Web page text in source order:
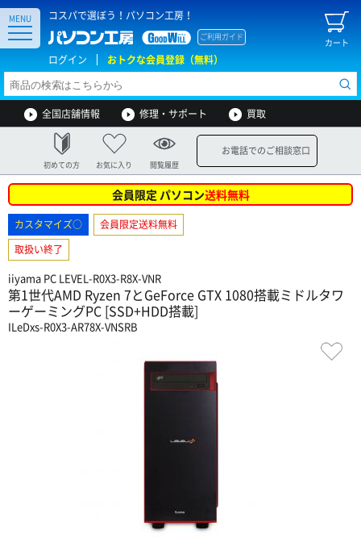
コスパで選ぼう！パソコン工房！
カート
ご利用ガイド
ログイン おトクな会員登録（無料）
MENU
全国店舗情報 修理・サポート 買取
初めての方 お気に入り 閲覧履歴
お電話でのご相談窓口
会員限定 パソコン送料無料
カスタマイズ○
会員限定送料無料
取扱い終了
iiyama PC LEVEL-R0X3-R8X-VNR
第1世代AMD Ryzen 7とGeForce GTX 1080搭載ミドルタワ
ーゲーミングPC [SSD+HDD搭載]
ILeDxs-R0X3-AR78X-VNSRB